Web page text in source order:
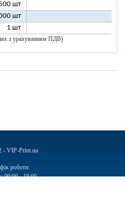
шт
шт
1 шт
з урахуванням ПДВ)
- VIP-Print.ua
роботи:
09:00 - 18:00